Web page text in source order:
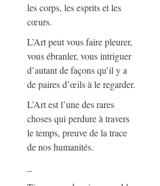
les corps, les esprits et les
cœurs.
L’Art peut vous faire pleurer,
vous ébranler, vous intriguer
d’autant de façons qu’il y a
de paires d’œils à le regarder.
L’Art est l’une des rares
choses qui perdure à travers
le temps, preuve de la trace
de nos humanités.